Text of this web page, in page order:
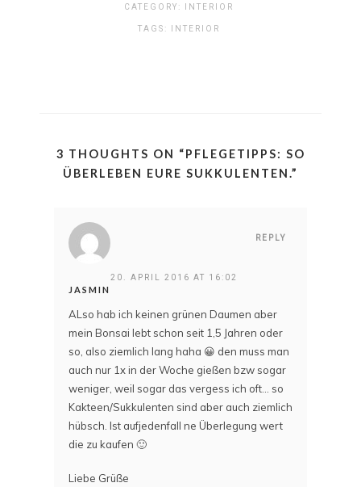
CATEGORY: INTERIOR
TAGS: INTERIOR
3 THOUGHTS ON “PFLEGETIPPS: SO
ÜBERLEBEN EURE SUKKULENTEN.”
REPLY
JASMIN
20. APRIL 2016 AT 16:02
ALso hab ich keinen grünen Daumen aber
mein Bonsai lebt schon seit 1,5 Jahren oder
so, also ziemlich lang haha 😀 den muss man
auch nur 1x in der Woche gießen bzw sogar
weniger, weil sogar das vergess ich oft… so
Kakteen/Sukkulenten sind aber auch ziemlich
hübsch. Ist aufjedenfall ne Überlegung wert
die zu kaufen 🙂
Liebe Grüße